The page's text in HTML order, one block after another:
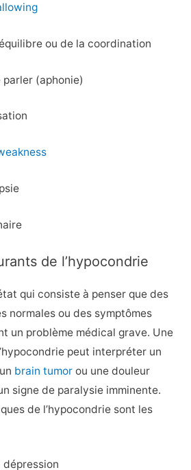
ou de la coordination
(aphonie)
de l’hypocondrie
qui consiste à penser que des
normales ou des symptômes
un problème médical grave. Une
peut interpréter un
brain tumorou une douleur
signe de paralysie imminente.
de l’hypocondrie sont les
dépression